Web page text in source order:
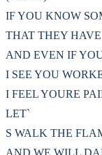
IF YOU KNOW
THAT THEY
AND EVEN IF
I SEE YOU
I FEEL YOURE
LET`
S WALK THE
AND WE WILL